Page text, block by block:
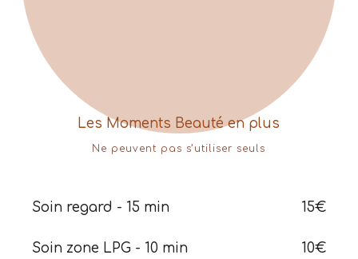
Les Moments Beauté en plus
Ne peuvent pas s’utiliser seuls
Soin regard - 15 min 15€
Soin zone LPG - 10 min 10€